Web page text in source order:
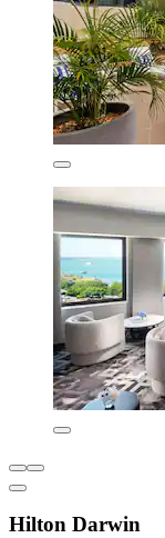
Hilton Darwin